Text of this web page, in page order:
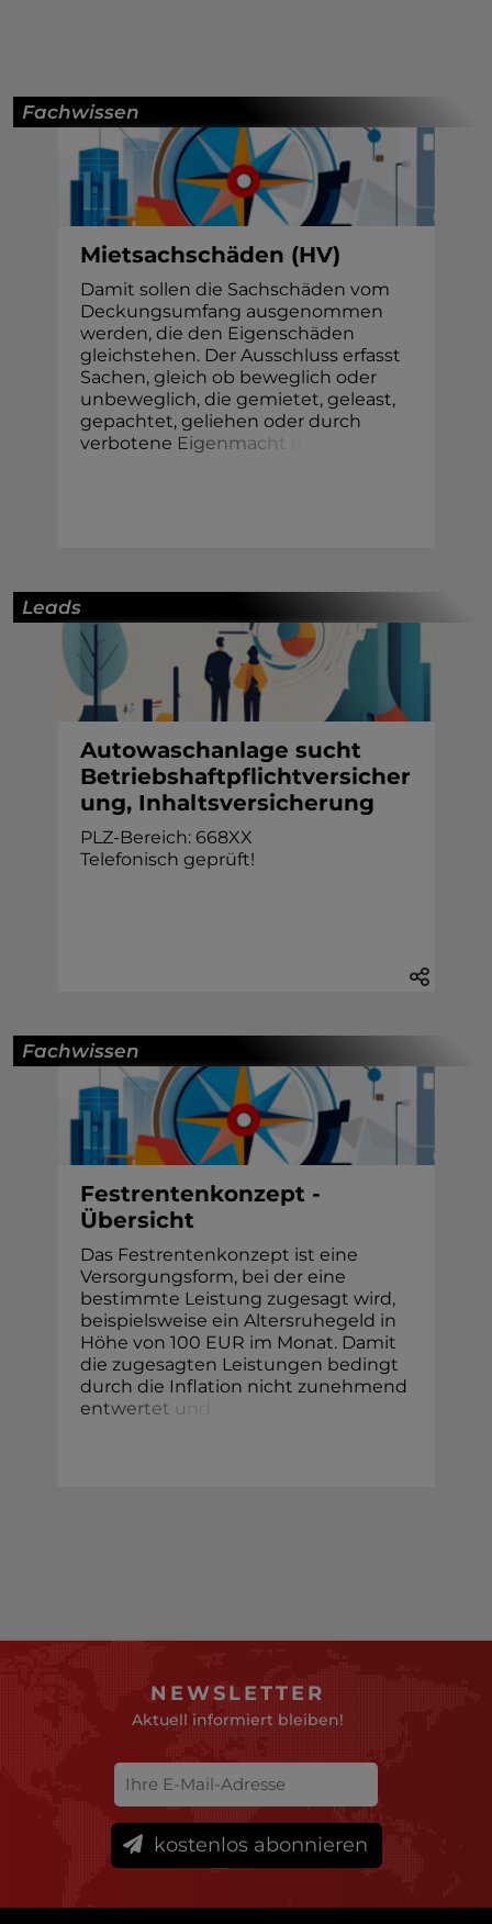
Fachwissen
Mietsachschäden (HV)
Damit sollen die Sachschäden vom
Deckungsumfang ausgenommen
werden, die den Eigenschäden
gleichstehen. Der Ausschluss erfasst
Sachen, gleich ob beweglich oder
unbeweglich, die gemietet, geleast,
gepachtet, geliehen oder durch
verbotene Eigenmach t
Leads
Autowaschanlage sucht
Betriebshaftpflichtversicher
ung, Inhaltsversicherung
PLZ-Bereich: 668XX
Telefonisch geprüft!
Fachwissen
Festrentenkonzept -
Übersicht
Das Festrentenkonzept ist eine
Versorgungsform, bei der eine
bestimmte Leistung zugesagt wird,
beispielsweise ein Altersruhegeld in
Höhe von 100 EUR im Monat. Damit
die zugesagten Leistungen bedingt
durch die Inflation nicht zunehmend
entwertet u n
NEWSLETTER
Aktuell informiert bleiben!
kostenlos abonnieren